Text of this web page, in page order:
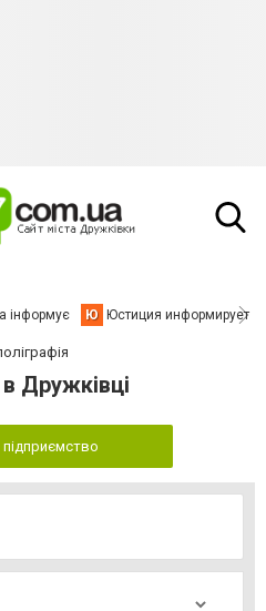
інформує Ю Юстиция информирует
Дружківці